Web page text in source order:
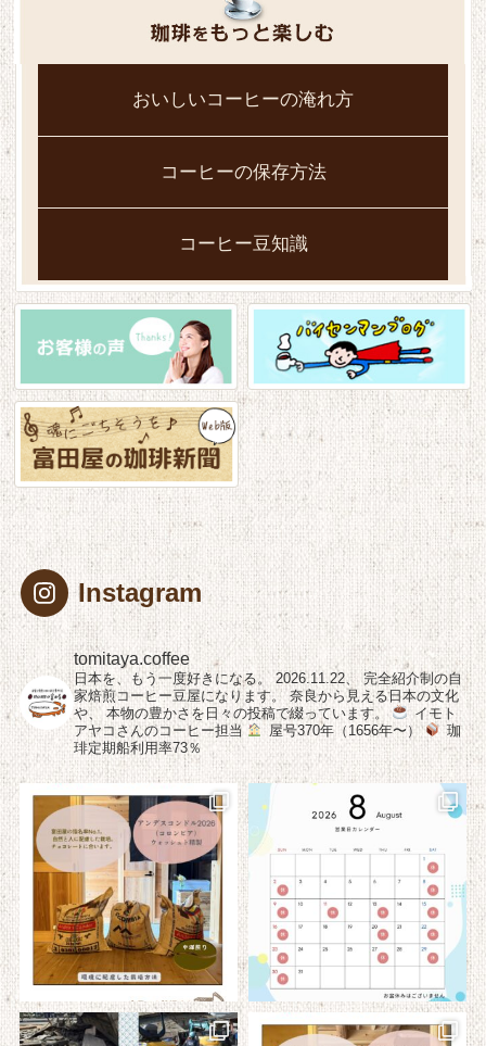
おいしいコーヒーの淹れ方
コーヒーの保存方法
コーヒー豆知識
Instagram
tomitaya.coffee
日本を、もう一度好きになる。 2026.11.22、 完全紹介制の自
家焙煎コーヒー豆屋になります。奈良から見える日本の文化
や、 本物の豊かさを日々の投稿で綴っています。
イモト
アヤコさんのコーヒー担当
屋号370年（1656年〜）
珈
琲定期船利用率73％